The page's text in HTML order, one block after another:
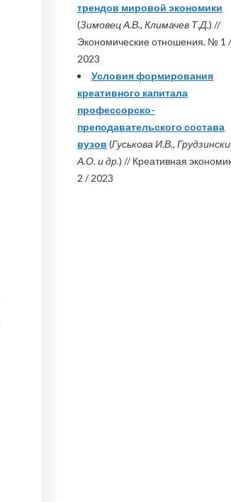
трендов мировой экономики
(Зимовец А.В., Климачев Т.Д.) //
Экономические отношения. № 1 /
2023
Условия формирования
креативного капитала
профессорско-
преподавательского состава
вузов (Гуськова И.В.,
А.О. и др.) // Креативная
2 / 2023